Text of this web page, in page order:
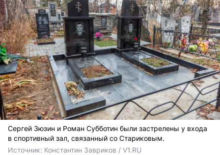
Сергей Зюзин и Роман Субботин были застрелены у входа
в спортивный зал, связанный со Стариковым.
Источник: Константин Завриков / V1.RU